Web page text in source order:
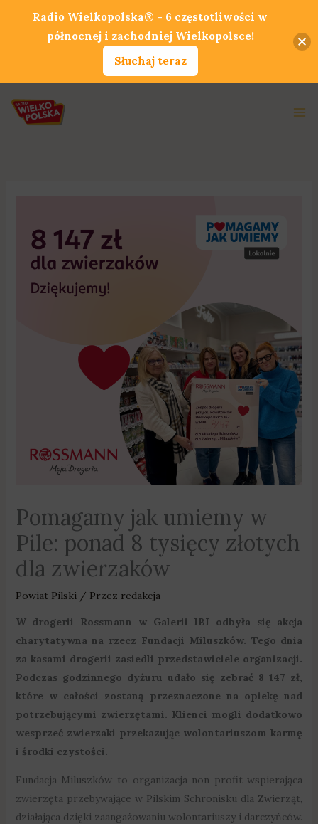
Pomagamy jak umiemy w
Pile: ponad 8 tysięcy złotych
dla zwierzaków
Powiat Pilski/ Przez redakcja
W drogerii Rossmann w Galerii IBI odbyła się akcja
charytatywna na rzecz Fundacji Miluszków. Tego dnia
za kasami drogerii zasiedli przedstawiciele organizacji.
Podczas godzinnego dyżuru udało się zebrać 8 147 zł,
które w całości zostaną przeznaczone na opiekę nad
potrzebującymi zwierzętami. Klienci mogli dodatkowo
wesprzeć zwierzaki przekazując wolontariuszom karmę
i środki czystości.
Fundacja Miluszków to organizacja non profit wspierająca
zwierzęta przebywające w Pilskim Schronisku dla Zwierząt,
działająca dzięki zaangażowaniu wolontariuszy i darczyńców.
Radio Wielkopolska® - 6 częstotliwości w
północnej i zachodniej Wielkopolsce!
Słuchaj teraz